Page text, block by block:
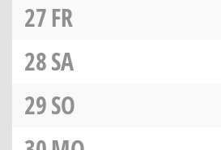
27FR
28SA
29SO